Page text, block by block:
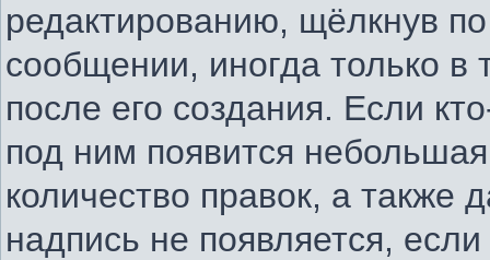
редактированию, щёлкнув
сообщении, иногда только в
после его создания. Если
под ним появится
количество правок, а также
надпись не появляется,